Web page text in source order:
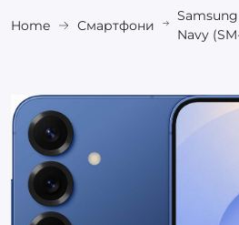
Home Смартфони
Samsung
Navy